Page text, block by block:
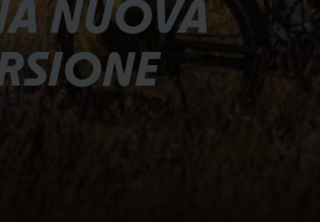
NUOVA